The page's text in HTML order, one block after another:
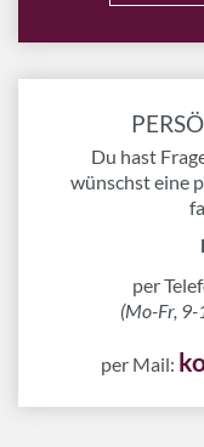
Du hast
wünschst eine
per
(Mo-Fr, 9-
per Mail: